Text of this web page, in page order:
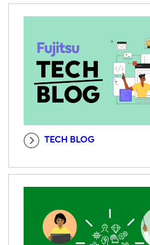
TECH BLOG